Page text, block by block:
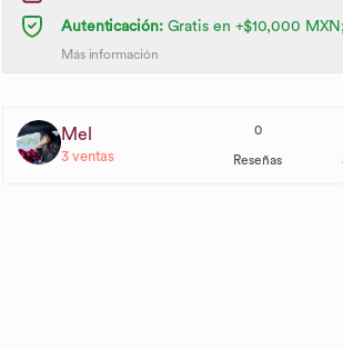
Autenticación:Gratis en +$10,000
Más información
Mel
3ventas
0
Reseñas